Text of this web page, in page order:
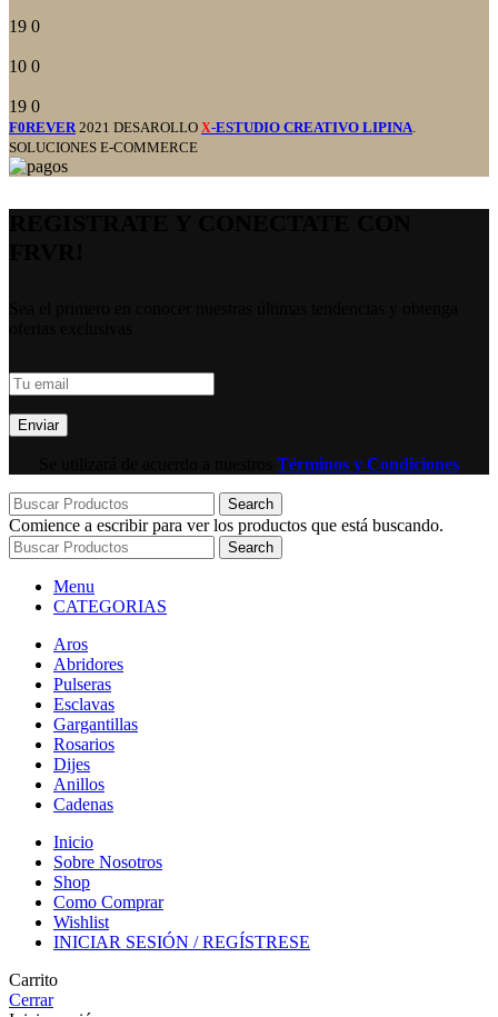
19 0
10 0
19 0
F0REVER 2021 DESAROLLO X-ESTUDIO CREATIVO LIPINA
SOLUCIONES E-COMMERCE
Términos y Condiciones
Search
Comience a escribir para ver los productos que está buscando.
Search
Menu
CATEGORIAS
Aros
Abridores
Pulseras
Esclavas
Gargantillas
Rosarios
Dijes
Anillos
Cadenas
Inicio
Sobre Nosotros
Shop
Como Comprar
Wishlist
INICIAR SESIÓN / REGÍSTRESE
Carrito
Cerrar